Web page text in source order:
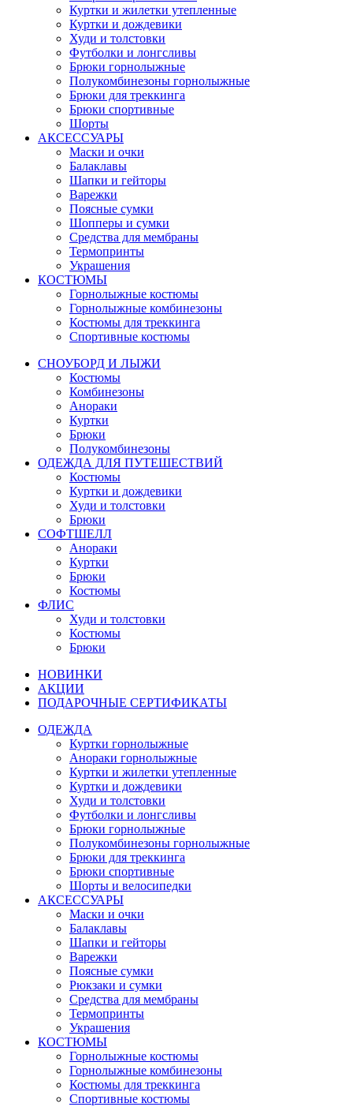
Куртки и жилетки утепленные
Куртки и дождевики
Худи и толстовки
Футболки и лонгсливы
Брюки горнолыжные
Полукомбинезоны горнолыжные
Брюки для треккинга
Брюки спортивные
Шорты
АКСЕССУАРЫ
Маски и очки
Балаклавы
Шапки и гейторы
Варежки
Поясные сумки
Шопперы и сумки
Средства для мембраны
Термопринты
Украшения
КОСТЮМЫ
Горнолыжные костюмы
Горнолыжные комбинезоны
Костюмы для треккинга
Спортивные костюмы
СНОУБОРД И ЛЫЖИ
Костюмы
Комбинезоны
Анораки
Куртки
Брюки
Полукомбинезоны
ОДЕЖДА ДЛЯ ПУТЕШЕСТВИЙ
Костюмы
Куртки и дождевики
Худи и толстовки
Брюки
СОФТШЕЛЛ
Анораки
Куртки
Брюки
Костюмы
ФЛИС
Худи и толстовки
Костюмы
Брюки
НОВИНКИ
АКЦИИ
ПОДАРОЧНЫЕ СЕРТИФИКАТЫ
ОДЕЖДА
Куртки горнолыжные
Анораки горнолыжные
Куртки и жилетки утепленные
Куртки и дождевики
Худи и толстовки
Футболки и лонгсливы
Брюки горнолыжные
Полукомбинезоны горнолыжные
Брюки для треккинга
Брюки спортивные
Шорты и велосипедки
АКСЕССУАРЫ
Маски и очки
Балаклавы
Шапки и гейторы
Варежки
Поясные сумки
Рюкзаки и сумки
Средства для мембраны
Термопринты
Украшения
КОСТЮМЫ
Горнолыжные костюмы
Горнолыжные комбинезоны
Костюмы для треккинга
Спортивные костюмы